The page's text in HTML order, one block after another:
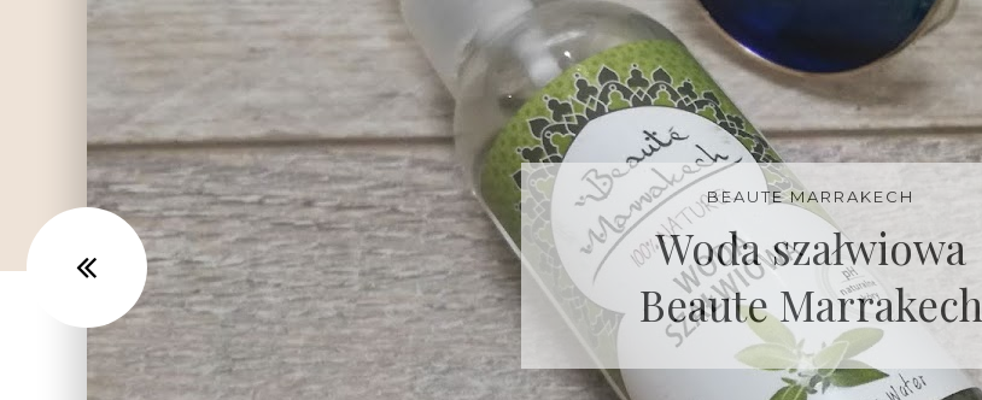
BEAUTE MARRAKECH
Woda szałwiowa
Beaute Marrakech